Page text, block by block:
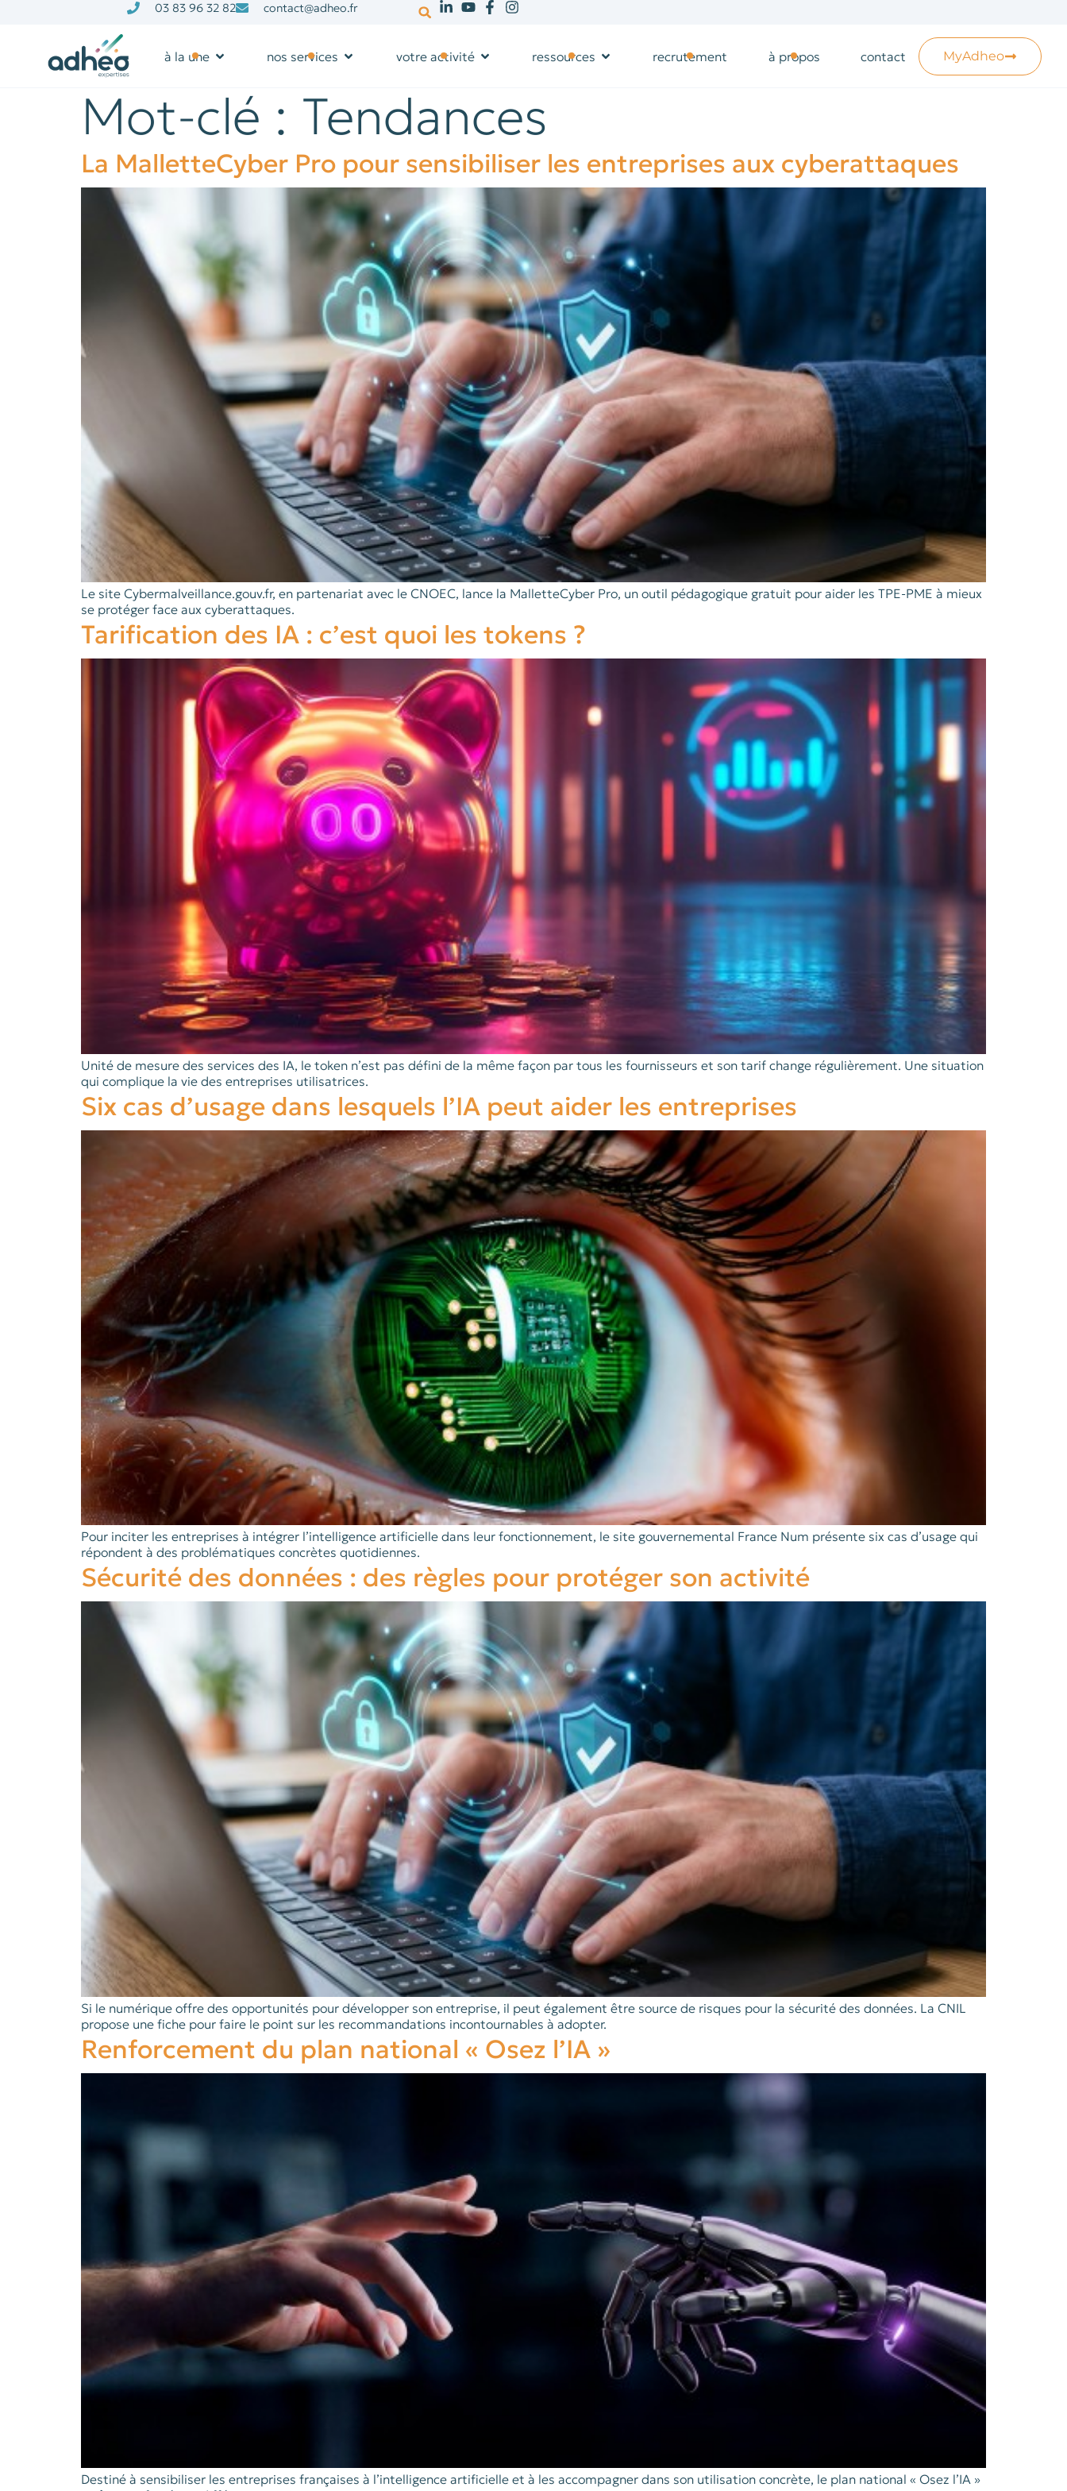
03 83 96 32 82 contact@adheo.fr
à la une nos services votre activité ressources recrutement à propos contact MyAdheo
Mot-clé : Tendances
La MalletteCyber Pro pour sensibiliser les entreprises aux cyberattaques
Le site Cybermalveillance.gouv.fr, en partenariat avec le CNOEC, lance la MalletteCyber Pro, un outil pédagogique gratuit pour aider les TPE-PME à mieux
se protéger face aux cyberattaques.
Tarification des IA : c’est quoi les tokens ?
Unité de mesure des services des IA, le token n’est pas défini de la même façon par tous les fournisseurs et son tarif change régulièrement. Une situation
qui complique la vie des entreprises utilisatrices.
Six cas d’usage dans lesquels l’IA peut aider les entreprises
Pour inciter les entreprises à intégrer l’intelligence artificielle dans leur fonctionnement, le site gouvernemental France Num présente six cas d’usage qui
répondent à des problématiques concrètes quotidiennes.
Sécurité des données : des règles pour protéger son activité
Si le numérique offre des opportunités pour développer son entreprise, il peut également être source de risques pour la sécurité des données. La CNIL
propose une fiche pour faire le point sur les recommandations incontournables à adopter.
Renforcement du plan national « Osez l’IA »
Destiné à sensibiliser les entreprises françaises à l’intelligence artificielle et à les accompagner dans son utilisation concrète, le plan national « Osez l’IA »